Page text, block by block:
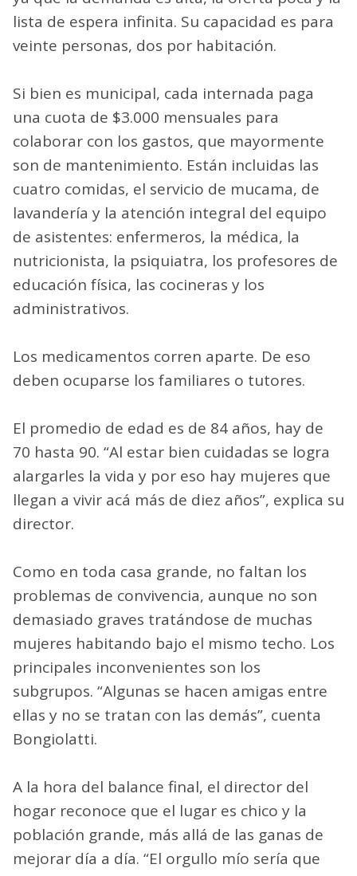
lista de espera infinita. Su capacidad es para
veinte personas, dos por habitación.
Si bien es municipal, cada internada paga
una cuota de $3.000 mensuales para
colaborar con los gastos, que mayormente
son de mantenimiento. Están incluidas las
cuatro comidas, el servicio de mucama, de
lavandería y la atención integral del equipo
de asistentes: enfermeros, la médica, la
nutricionista, la psiquiatra, los profesores de
educación física, las cocineras y los
administrativos.
Los medicamentos corren aparte. De eso
deben ocuparse los familiares o tutores.
El promedio de edad es de 84 años, hay de
70 hasta 90. “Al estar bien cuidadas se logra
alargarles la vida y por eso hay mujeres que
llegan a vivir acá más de diez años”, explica su
director.
Como en toda casa grande, no faltan los
problemas de convivencia, aunque no son
demasiado graves tratándose de muchas
mujeres habitando bajo el mismo techo. Los
principales inconvenientes son los
subgrupos. “Algunas se hacen amigas entre
ellas y no se tratan con las demás”, cuenta
Bongiolatti.
A la hora del balance final, el director del
hogar reconoce que el lugar es chico y la
población grande, más allá de las ganas de
mejorar día a día. “El orgullo mío sería que